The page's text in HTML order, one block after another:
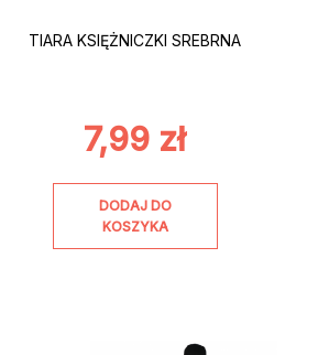
TIARA KSIĘŻNICZKI SREBRNA
7,99 zł
DODAJ DO
KOSZYKA